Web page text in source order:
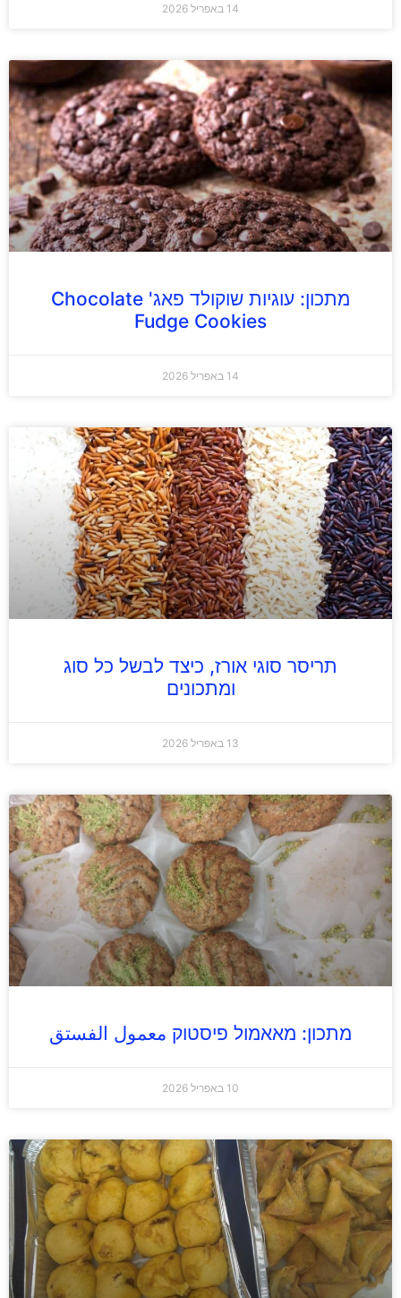
14 באפריל 2026
מתכון: עוגיות שוקולד פאג' Chocolate
Fudge Cookies
14 באפריל 2026
תריסר סוגי אורז, כיצד לבשל כל סוג
ומתכונים
13 באפריל 2026
מתכון: מאאמול פיסטוק معمول الفستق
10 באפריל 2026